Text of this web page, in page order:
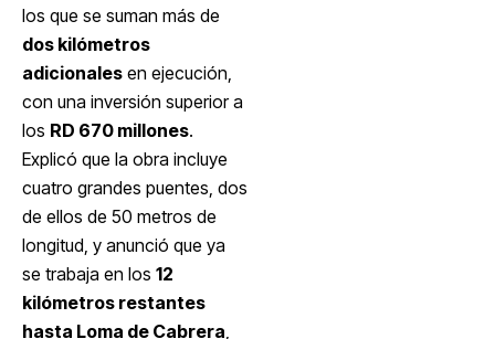
los que se suman más de
dos kilómetros
adicionales en ejecución,
con una inversión superior a
los RD 670 millones.
Explicó que la obra incluye
cuatro grandes puentes, dos
de ellos de 50 metros de
longitud, y anunció que ya
se trabaja en los 12
kilómetros restantes
hasta Loma de Cabrera